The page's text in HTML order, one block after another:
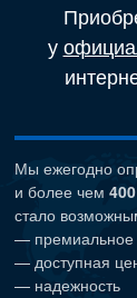
у
Мы ежегодно
и более чем
стало
— премиальное
— доступная
— надежность